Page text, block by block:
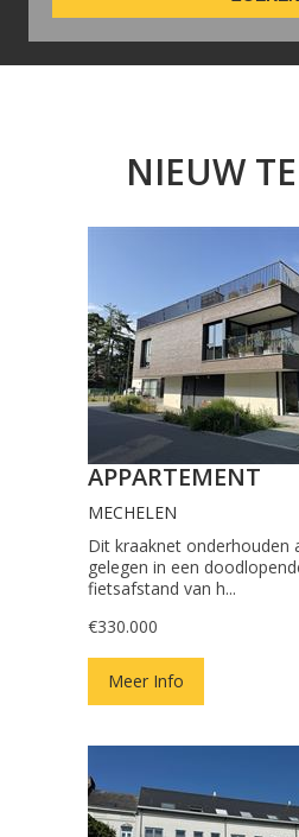
NIEUW
APPARTEMENT
MECHELEN
Dit kraaknet onderhouden
gelegen in een
fietsafstand van h...
€330.000
Meer Info